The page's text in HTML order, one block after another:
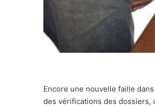
Encore une nouvelle faille
des vérifications des dossiers,